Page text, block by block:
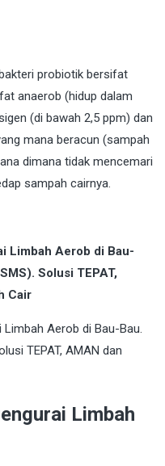
probiotik bersifat
anaerob (hidup dalam
(di bawah 2,5 ppm) dan
mana beracun (sampah
dimana tidak mencemari
sampah cairnya.
Limbah Aerob di Bau-
Solusi TEPAT,
Cair
Limbah